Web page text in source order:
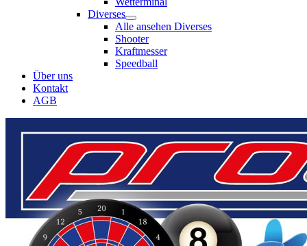
Diverses
Alle ansehen Diverses
Shooter
Kraftmesser
Speedball
Über uns
Kontakt
AGB